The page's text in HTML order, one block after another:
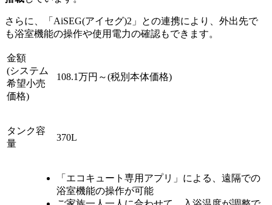
さらに、「AiSEG(アイセグ)2」との連携により、外出先で
も浴室機能の操作や使用電力の確認もできます。
金額
(システム
希望小売
価格)
108.1万円～(税別本体価格)
タンク容
量
370L
「エコキュート専用アプリ」による、遠隔での
浴室機能の操作が可能